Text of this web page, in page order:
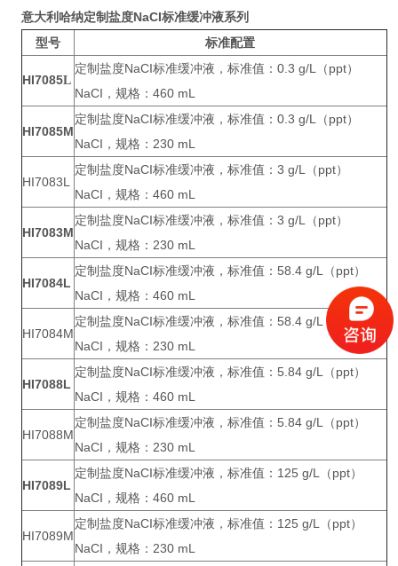
意大利哈纳定制盐度NaCI标准缓冲液系列
型号
标准配置
HI7085L
定制盐度NaCI标准缓冲液，标准值：0.3 g/L（ppt）
NaCI，规格：460 mL
HI7085M
定制盐度NaCI标准缓冲液，标准值：0.3 g/L（ppt）
NaCI，规格：230 mL
HI7083L
定制盐度NaCI标准缓冲液，标准值：3 g/L（ppt）
NaCI，规格：460 mL
HI7083M
定制盐度NaCI标准缓冲液，标准值：3 g/L（ppt）
NaCI，规格：230 mL
HI7084L
定制盐度NaCI标准缓冲液，标准值：58.4 g/L（ppt）
NaCI，规格：460 mL
HI7084M
定制盐度NaCI标准缓冲液，标准值：58.4 g/L（ppt）
NaCI，规格：230 mL
HI7088L
定制盐度NaCI标准缓冲液，标准值：5.84 g/L（ppt）
NaCI，规格：460 mL
HI7088M
定制盐度NaCI标准缓冲液，标准值：5.84 g/L（ppt）
NaCI，规格：230 mL
HI7089L
定制盐度NaCI标准缓冲液，标准值：125 g/L（ppt）
NaCI，规格：460 mL
HI7089M
定制盐度NaCI标准缓冲液，标准值：125 g/L（ppt）
NaCI，规格：230 mL